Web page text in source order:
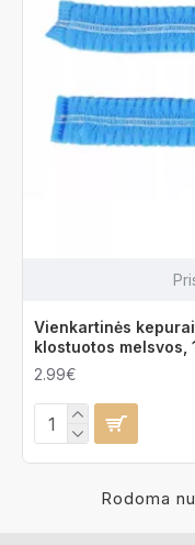
Vienkartinės
klostuotos melsvos,
2.99€
Rodoma